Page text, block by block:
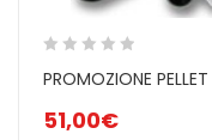
PROMOZIONE
51,00€